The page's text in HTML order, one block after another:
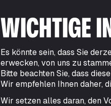
WICHTIGE
Es könnte sein, dass Sie
erwecken, von uns zu
Bitte beachten Sie, dass
Wir empfehlen Ihnen daher,
Wir setzen alles daran, den